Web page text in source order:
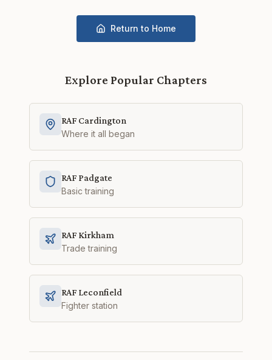
Return to Home
Explore Popular Chapters
RAF Cardington
Where it all began
RAF Padgate
Basic training
RAF Kirkham
Trade training
RAF Leconfield
Fighter station